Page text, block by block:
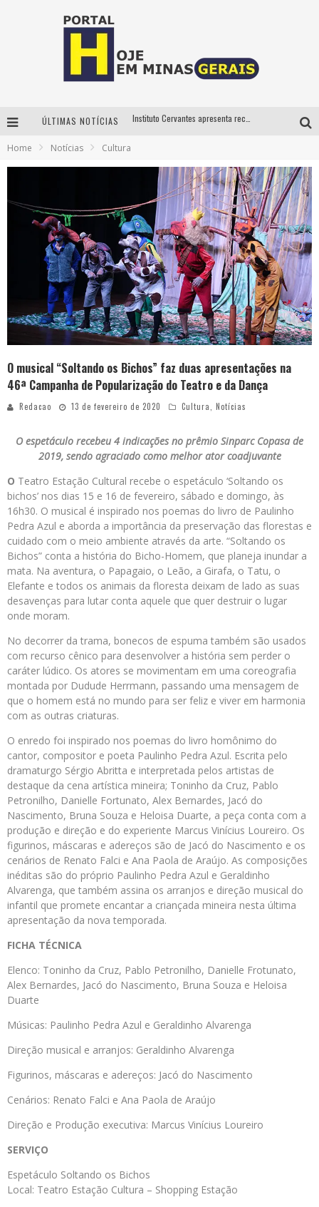
ÚLTIMAS NOTÍCIAS
Projeta Cultura abre inscrições gratuitas em São João del-Rei para oficinas de elaboração de projetos culturais e inteligência artificial
Home Notícias Cultura
O musical “Soltando os Bichos” faz duas apresentações na
46ª Campanha de Popularização do Teatro e da Dança
Redacao 13 de fevereiro de 2020 Cultura, Notícias
O espetáculo recebeu 4 indicações no prêmio Sinparc Copasa de
2019, sendo agraciado como melhor ator coadjuvante
O Teatro Estação Cultural recebe o espetáculo ‘Soltando os
bichos’ nos dias 15 e 16 de fevereiro, sábado e domingo, às
16h30. O musical é inspirado nos poemas do livro de Paulinho
Pedra Azul e aborda a importância da preservação das florestas e
cuidado com o meio ambiente através da arte. “Soltando os
Bichos” conta a história do Bicho-Homem, que planeja inundar a
mata. Na aventura, o Papagaio, o Leão, a Girafa, o Tatu, o
Elefante e todos os animais da floresta deixam de lado as suas
desavenças para lutar conta aquele que quer destruir o lugar
onde moram.
No decorrer da trama, bonecos de espuma também são usados
com recurso cênico para desenvolver a história sem perder o
caráter lúdico. Os atores se movimentam em uma coreografia
montada por Dudude Herrmann, passando uma mensagem de
que o homem está no mundo para ser feliz e viver em harmonia
com as outras criaturas.
O enredo foi inspirado nos poemas do livro homônimo do
cantor, compositor e poeta Paulinho Pedra Azul. Escrita pelo
dramaturgo Sérgio Abritta e interpretada pelos artistas de
destaque da cena artística mineira; Toninho da Cruz, Pablo
Petronilho, Danielle Fortunato, Alex Bernardes, Jacó do
Nascimento, Bruna Souza e Heloisa Duarte, a peça conta com a
produção e direção e do experiente Marcus Vinícius Loureiro. Os
figurinos, máscaras e adereços são de Jacó do Nascimento e os
cenários de Renato Falci e Ana Paola de Araújo. As composições
inéditas são do próprio Paulinho Pedra Azul e Geraldinho
Alvarenga, que também assina os arranjos e direção musical do
infantil que promete encantar a criançada mineira nesta última
apresentação da nova temporada.
FICHA TÉCNICA
Elenco: Toninho da Cruz, Pablo Petronilho, Danielle Frotunato,
Alex Bernardes, Jacó do Nascimento, Bruna Souza e Heloisa
Duarte
Músicas: Paulinho Pedra Azul e Geraldinho Alvarenga
Direção musical e arranjos: Geraldinho Alvarenga
Figurinos, máscaras e adereços: Jacó do Nascimento
Cenários: Renato Falci e Ana Paola de Araújo
Direção e Produção executiva: Marcus Vinícius Loureiro
SERVIÇO
Espetáculo Soltando os Bichos
Local: Teatro Estação Cultura – Shopping Estação